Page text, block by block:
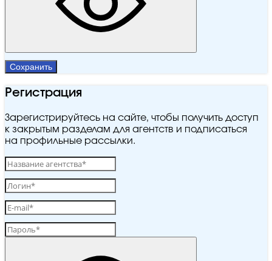
Сохранить
Регистрация
Зарегистрируйтесь на сайте, чтобы получить доступ
к закрытым разделам для агентств и подписаться
на профильные рассылки.